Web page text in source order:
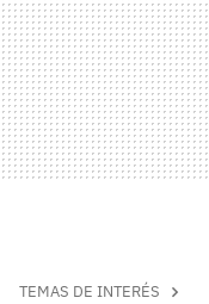
TEMAS DE INTERÉS